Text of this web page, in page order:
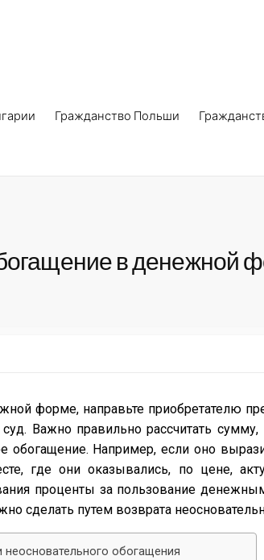
Гражданство Польши
в денежной
форме, направьте приобретателю
Важно правильно рассчитать
обогащение. Например, если оно
где они оказывались, по цене,
проценты за пользование
сделать путем возврата
обогащения